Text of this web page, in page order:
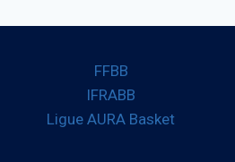
FFBB
IFRABB
Ligue AURA Basket